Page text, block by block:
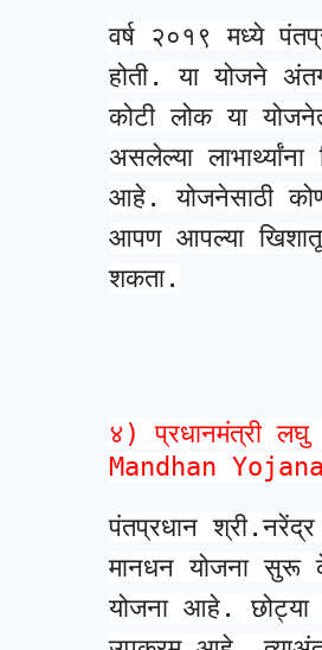
वर्ष २०१९ मध्ये
होती. या योजने
कोटी लोक या
असलेल्या
आहे. योजनेसाठी
आपण आपल्या
शकता.
४) प्रधानमंत्री
Mandhan
पंतप्रधान
मानधन योजना सुरू
योजना आहे. छोट्या